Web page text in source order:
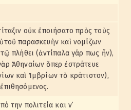
οὐκ ἐποιήσατο πρὸς τοὺς
παρασκευὴν καὶ νομίζων
πλήθει (ἀντίπαλα γάρ πως ἦν),
Ἀθηναίων ὅπερ ἐστράτευε
καὶ Ἰμβρίων τὸ κράτιστον),
την πολιτεία και ν᾽